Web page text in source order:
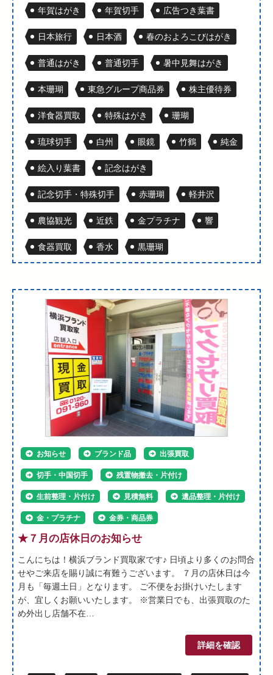
年賀はがき 年賀切手 広告つき葉書
日本旅行 日本酒 春のおよろこびはがき
普通はがき 普通切手 暑中見舞はがき
本珊瑚 東急グループ商品券 株主優待券
洋食器買取 特殊はがき 珊瑚
琉球切手 白州 眼鏡 竹鶴 純金
絵入り葉書 記念はがき
記念切手・特殊切手 赤珊瑚 軽井沢
農協観光 近鉄 金プラチナ 響
食器買取 香水 黒珊瑚
お知らせ ブランド品 出張買取
切手・中国切手 残置物撤去・片付け
生前整理・片付け 見積無料 遺品整理・片付け
金・プラチナ 金券・商品券
★７月の店休日のお知らせ
こんにちは！横浜ブランド買取家です♪ 日頃より多くのお問合
せやご来店を賜り誠に有難うございます。 ７月の店休日は今
月も「毎週土日」となります。 ご不便をお掛けいたします
が、宜しくお願いいたします。 ※営業日でも、出張買取のた
め外出し店舗不在…
詳細を確認